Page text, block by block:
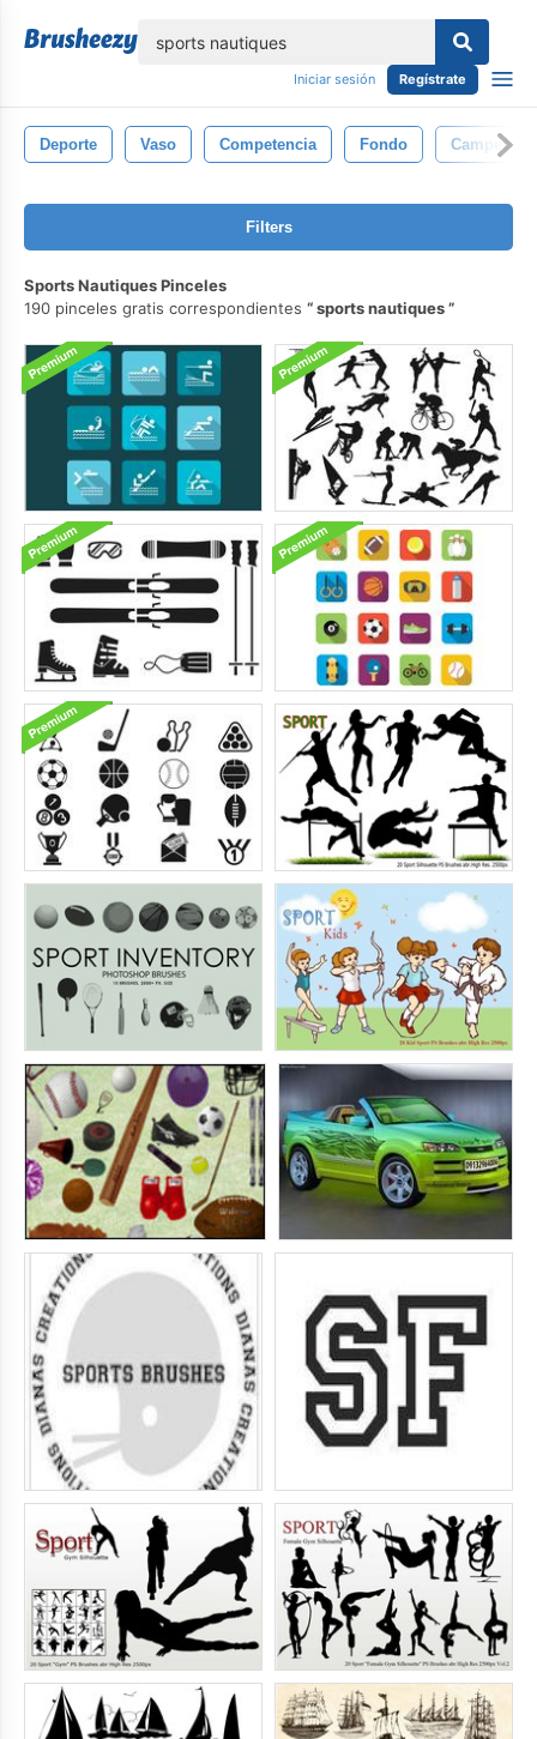
Iniciar sesión Regístrate
Deporte Vaso Competencia Fondo Campeón
Filters
Sports Nautiques Pinceles
190 pinceles gratis correspondientes
sports nautiques